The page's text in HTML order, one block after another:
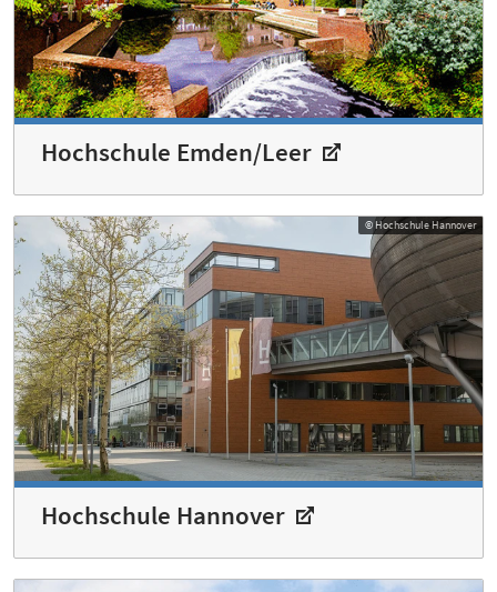
Hochschule Emden/Leer
© Hochschule Hannover
Hochschule Hannover